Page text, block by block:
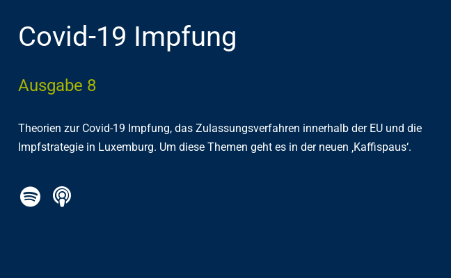
Covid-19 Impfung
Ausgabe 8
Theorien zur Covid-19 Impfung, das Zulassungsverfahren innerhalb der EU und die
Impfstrategie in Luxemburg. Um diese Themen geht es in der neuen ‚Kaffispaus‘.